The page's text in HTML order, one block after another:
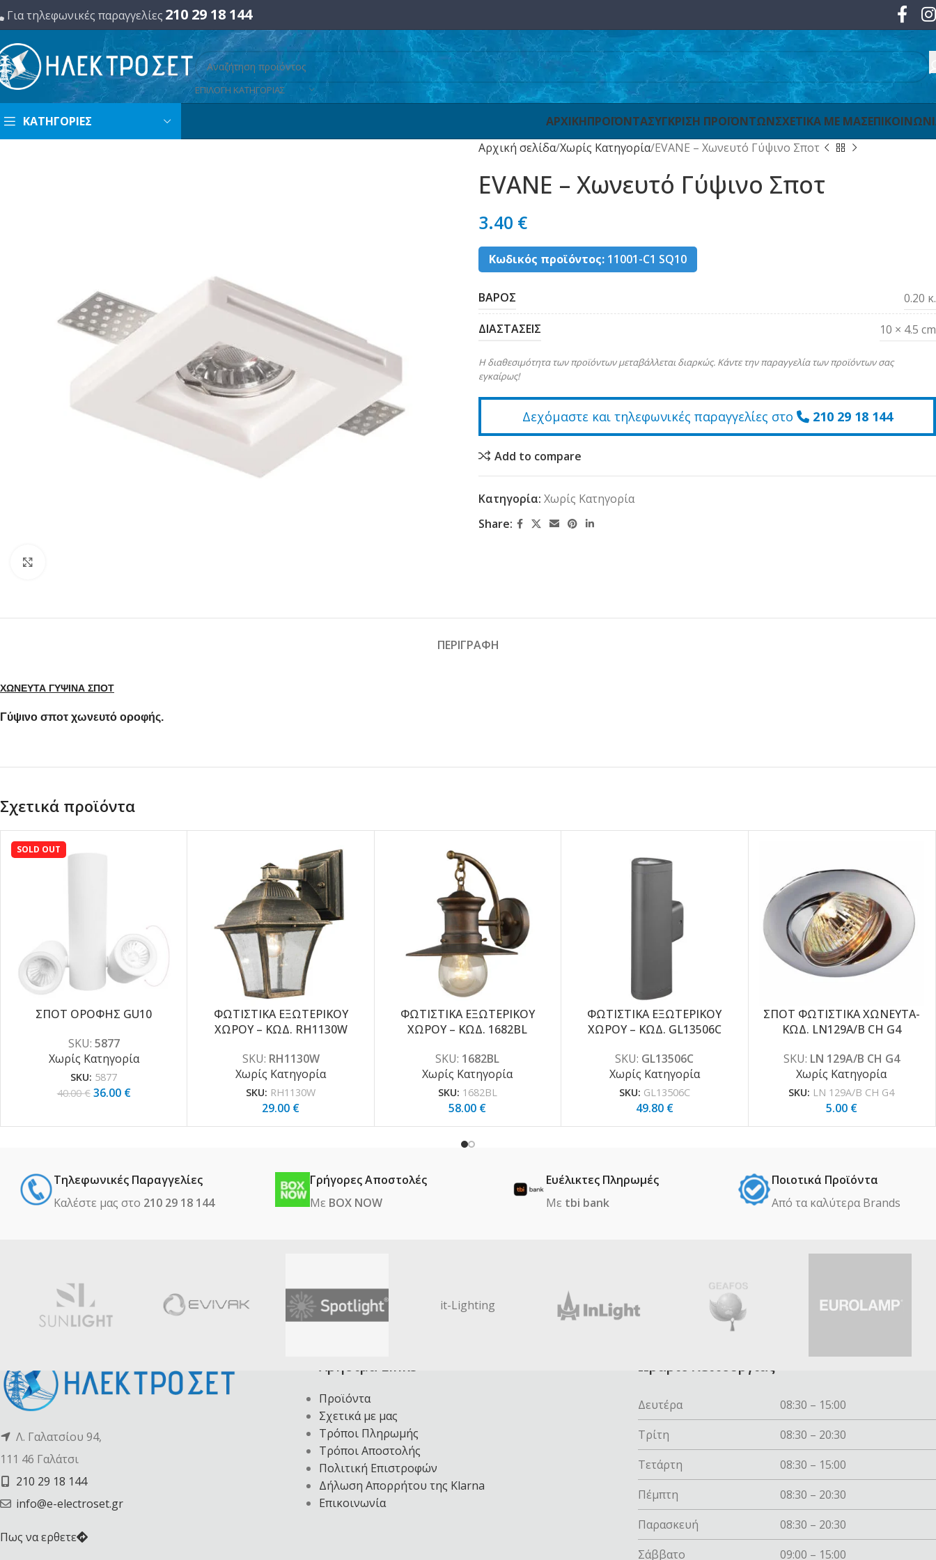
Για τηλεφωνικές παραγγελίες 210 29 18 144
ΕΠΙΛΟΓΗ ΚΑΤΗΓΟΡΙΑΣ
ΚΑΤΗΓΟΡΙΕΣ ΑΡΧΙΚΗΠΡΟΪΟΝΤΑΣΥΓΚΡΙΣΗ ΠΡΟΪΟΝΤΩΝΣΧΕΤΙΚΑ ΜΕ ΜΑΣ
Αρχική σελίδα Χωρίς Κατηγορία EVANE – Χωνευτό Γύψινο Σποτ
EVANE – Χωνευτό Γύψινο Σποτ
3.40 €
Κωδικός προϊόντος: 11001-C1 SQ10
ΒΑΡΟΣ 0.20 κ.
ΔΙΑΣΤΑΣΕΙΣ 10 × 4.5 cm
Η διαθεσιμότητα των προϊόντων μεταβάλλεται διαρκώς. Κάντε την παραγγελία των προϊόντων σας
εγκαίρως!
Δεχόμαστε και τηλεφωνικές παραγγελίες στο 210 29 18 144
Add to compare
Κατηγορία: Χωρίς Κατηγορία
Share:
ΠΕΡΙΓΡΑΦΗ
ΧΩΝΕΥΤΑ ΓΥΨΙΝΑ ΣΠΟΤ
Γύψινο σποτ χωνευτό οροφής.
Σχετικά προϊόντα
-10%
SOLD OUT
ΣΠΟΤ ΟΡΟΦΗΣ GU10
SKU: 5877
Χωρίς Κατηγορία
SKU: 5877
40.00€ 36.00 €
ΦΩΤΙΣΤΙΚΑ ΕΞΩΤΕΡΙΚΟΥ
ΧΩΡΟΥ – ΚΩΔ. RH1130W
SKU: RH1130W
Χωρίς Κατηγορία
SKU: RH1130W
29.00 €
ΦΩΤΙΣΤΙΚΑ ΕΞΩΤΕΡΙΚΟΥ
ΧΩΡΟΥ – ΚΩΔ. 1682BL
SKU: 1682BL
Χωρίς Κατηγορία
SKU: 1682BL
58.00 €
ΦΩΤΙΣΤΙΚΑ ΕΞΩΤΕΡΙΚΟΥ
ΧΩΡΟΥ – ΚΩΔ. GL13506C
SKU: GL13506C
Χωρίς Κατηγορία
SKU: GL13506C
49.80 €
ΣΠΟΤ ΦΩΤΙΣΤΙΚΑ ΧΩΝΕΥΤΑ-
ΚΩΔ. LN129A/B CH G4
SKU: LN 129A/B CH G4
Χωρίς Κατηγορία
SKU: LN 129A/B CH G4
5.00 €
Τηλεφωνικές Παραγγελίες
Καλέστε μας στο 210 29 18 144
Γρήγορες Αποστολές
Με BOX NOW
Ευέλικτες Πληρωμές
Με tbi bank
Ποιοτικά Προϊόντα
Από τα καλύτερα Βrands
it-Lighting
Λ. Γαλατσίου 94,
111 46 Γαλάτσι
210 29 18 144
info@e-electroset.gr
Πως να ερθετε
Χρήσιμα Links
Προϊόντα
Σχετικά με μας
Τρόποι Πληρωμής
Τρόποι Αποστολής
Πολιτική Επιστροφών
Δήλωση Απορρήτου της Klarna
Επικοινωνία
Ωράριο λειτουργίας
Δευτέρα
08:30 – 15:00
Τρίτη
08:30 – 20:30
Τετάρτη
08:30 – 15:00
Πέμπτη
08:30 – 20:30
Παρασκευή
08:30 – 20:30
Σάββατο
09:00 – 15:00